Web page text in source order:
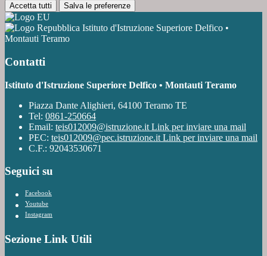
Accetta tutti Salva le preferenze
Istituto d'Istruzione Superiore Delfico •
Montauti Teramo
Contatti
Istituto d'Istruzione Superiore Delfico • Montauti Teramo
Piazza Dante Alighieri, 64100 Teramo TE
Tel: 0861-250664
Email: teis012009@istruzione.it Link per inviare una mail
PEC: teis012009@pec.istruzione.it Link per inviare una mail
C.F.: 92043530671
Seguici su
Facebook
Youtube
Instagram
Sezione Link Utili